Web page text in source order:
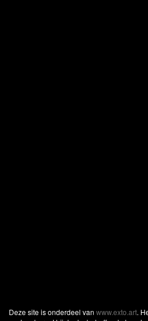
Deze site is onderdeel van www.exto.art.